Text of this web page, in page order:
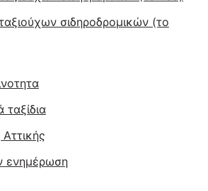
σιδηροδρομικών (το
ενημέρωση